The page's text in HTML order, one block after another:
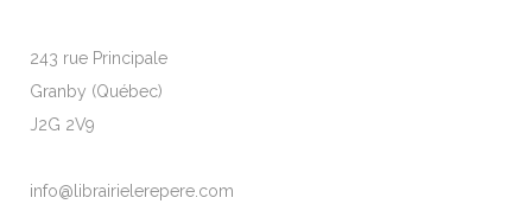
243 rue Principale
Granby (Québec)
J2G 2V9
info@librairielerepere.com